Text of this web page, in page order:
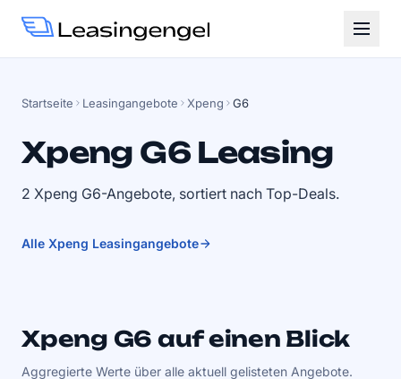
Startseite Leasingangebote Xpeng G6
Xpeng G6 Leasing
2 Xpeng G6-Angebote, sortiert nach Top-Deals.
Alle Xpeng Leasingangebote
Xpeng G6 auf einen Blick
Aggregierte Werte über alle aktuell gelisteten Angebote.